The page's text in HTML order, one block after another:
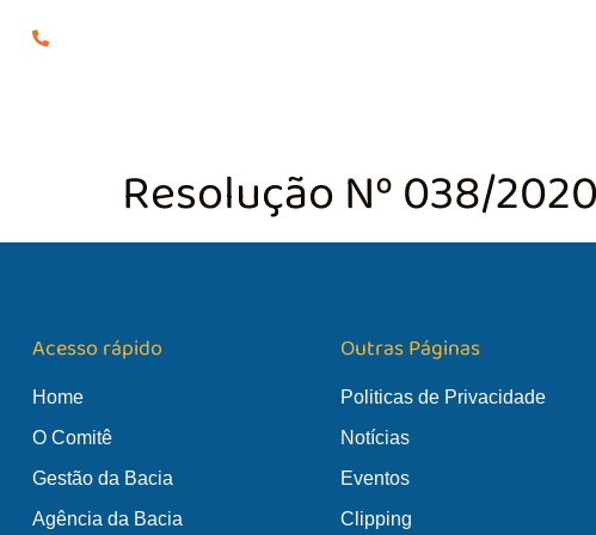
Resolução Nº 038/2020
Acesso rápido
Home
O Comitê
Gestão da Bacia
Agência da Bacia
Outras Páginas
Politicas de Privacidade
Notícias
Eventos
Clipping